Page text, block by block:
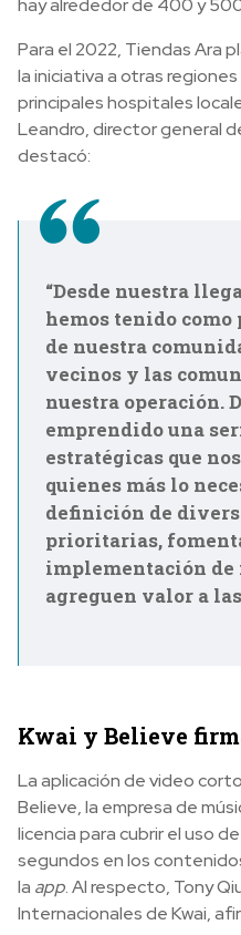
hayalrededor de 400 y
Para el 2022, Tiendas Ara
la iniciativa a otras
principales hospitales
Leandro, director general
destacó:
“Desde nuestra
hemos tenido
de nuestra
vecinos y las
nuestra operación.
emprendido una
estratégicas que
quienes más lo
definición de
prioritarias,
implementación
agreguen valor a
Kwai y Believe
La aplicación de video
Believe, la empresa de
licencia para cubrir el uso
segundos en los
la app. Al respecto, Tony
Internacionales de Kwai,